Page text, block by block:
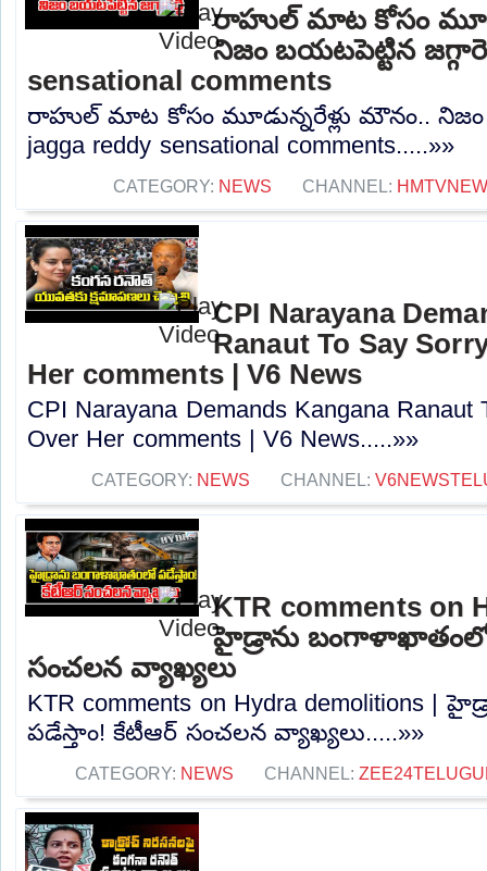
రాహుల్ మాట కోసం
నిజం బయటపెట్టిన
sensational comments
రాహుల్ మాట కోసం మూడున్నరేళ్లు మౌనం.. నిజం
jagga reddy sensational comments.....»»
CATEGORY: NEWS CHANNEL:
CPI Narayana
Ranaut To Say
Her comments | V6 News
CPI Narayana Demands Kangana Ranaut
Over Her comments | V6 News.....»»
CATEGORY: NEWS CHANNEL:
KTR comments on
హైడ్రాను బంగాళాఖాతంలో
సంచలన వ్యాఖ్యలు
KTR comments on Hydra demolitions
పడేస్తాం! కేటీఆర్ సంచలన వ్యాఖ్యలు.....»»
CATEGORY: NEWS CHANNEL: